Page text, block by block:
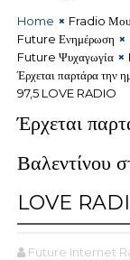
Home Fradio
Future Ενημέρωση
Future Ψυχαγωγία
Έρχεται παρτάρα την
97,5 LOVE RADIO
Έρχεται
Βαλεντίνου
LOVE
Future Internet